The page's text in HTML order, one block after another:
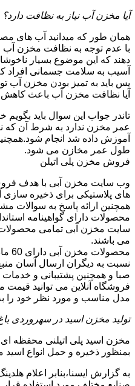
آیا مخزن آب نیاز به نظافت دارد؟
همان طور که میدانید آب های
با عدم توجه به نظافت مخزن آب
دهند که این موضوع بسیار
آسیب به سلامت جسمانی
پس باید به تمیز بودن مخزن آب
آیا نظافت مخزن آب باعث
تاندر جواب این سوال باید بگویم
عمر مخزن ندارد به شرط آن
آموزش داده شد انجام
طول عمر مخازن می شود.
فروش مخزن پلی اتیلن
وب سایت مخزن آبی با هدف فروش
های پلاستیکی برای ذخیره سازی
همچنین ارائه پاسخ به سوالات
محصولات دارای گواهینامه
سایت مخزن آبی تمامی محصولات
می باشند.
نسبت به دیگران ارسال آسان
صبا و همچنین پشتیبانی و
فروشگاه آنلاین می توانید
مدل مناسب و مورد نظر خود را
تولید مخزن اسید در سهروردی
مخزن اسید پلی اتیلنی محفظه
بمنظور ذخیره و حمل انواع اسید
به گزارش ایسنا،بنابر اعلام